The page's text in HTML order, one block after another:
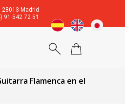
Madrid
91 542 72 51
Flamenca en el